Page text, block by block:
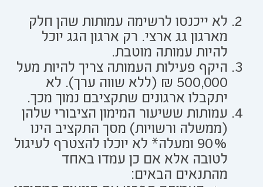
לא ייכנסו לרשימה עמותות שהן חלק
מארגון גג ארצי. רק ארגון הגג יוכל
להיות עמותה מוטבת.
היקף פעילות העמותה צריך להיות מעל
500,000 ₪ (ללא שווה ערך). לא
יתקבלו ארגונים שתקציבם נמוך מכך.
עמותות ששיעור המימון הציבורי שלהן
(ממשלה ורשויות) מסך התקציב הינו
90% ומעלה* לא יוכלו להצטרף לעיגול
לטובה אלא אם כן עמדו באחד
מהתנאים הבאים: